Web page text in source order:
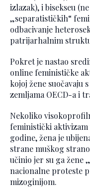
izlazak), i bisekseu
„separatističkih“
odbacivanje
patrijarhalnim
Pokret je nastao
online feminističke
kojoj žene suočavaju
zemljama OECD-a i
Nekoliko
feministički aktivizam
godine, žena je
strane muškog
učinio jer su ga žene
nacionalne proteste
mizoginijom.